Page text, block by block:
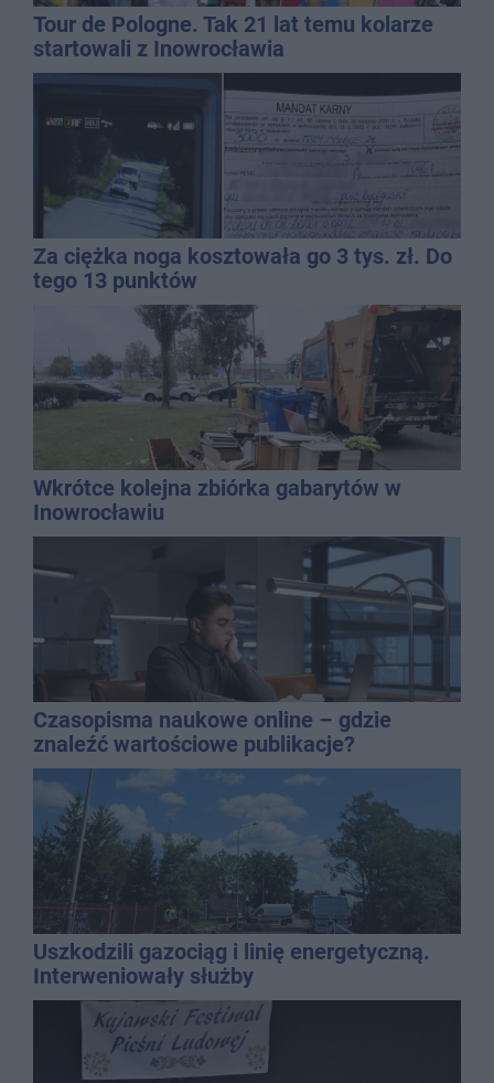
Tour de Pologne. Tak 21 lat temu kolarze
startowali z Inowrocławia
Za ciężka noga kosztowała go 3 tys. zł. Do
tego 13 punktów
Wkrótce kolejna zbiórka gabarytów w
Inowrocławiu
Czasopisma naukowe online – gdzie
znaleźć wartościowe publikacje?
Uszkodzili gazociąg i linię energetyczną.
Interweniowały służby